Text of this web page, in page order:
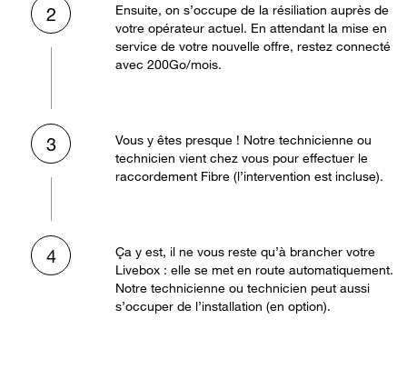
2
Ensuite, on s’occupe de la résiliation auprès de
votre opérateur actuel. En attendant la mise en
service de votre nouvelle offre, restez connecté
avec 200Go/mois.
3
Vous y êtes presque ! Notre technicienne ou
technicien vient chez vous pour effectuer le
raccordement Fibre (l’intervention est incluse).
4
Ça y est, il ne vous reste qu’à brancher votre
Livebox : elle se met en route automatiquement.
Notre technicienne ou technicien peut aussi
s’occuper de l’installation (en option).